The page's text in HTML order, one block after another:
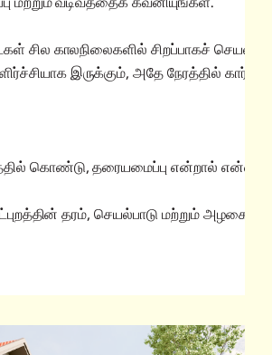
சில காலநிலைகளில் சிறப்பாகச்
இருக்கும், அதே நேரத்தில்
கொண்டு, தரையமைப்பு என்றால் என்ன
தரம், செயல்பாடு மற்றும் அழகை